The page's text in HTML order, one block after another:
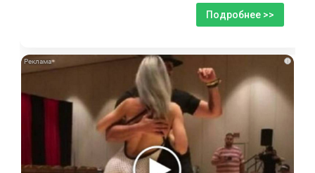
Подробнее >>
i